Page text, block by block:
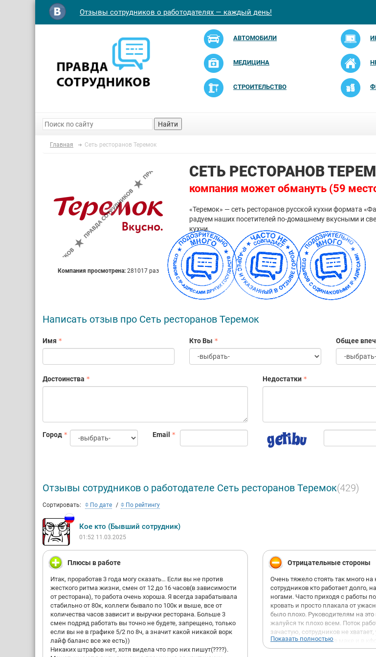
Отзывы сотрудников о работодателях — каждый день!
АВТОМОБИЛИ
МЕДИЦИНА
СТРОИТЕЛЬСТВО
Найти
Главная Сеть ресторанов Теремок
Компания просмотрена:281017 раз
СЕТЬ РЕСТОРАНОВ
компания может обмануть (59
«Теремок» — сеть ресторанов русской кухни формата
радуем наших посетителей по-домашнему вкусными и
кухни.
Написать отзыв про Сеть ресторанов Теремок
Имя Кто Вы Общее
Достоинства Недостатки
Город Email
Отзывы сотрудников о работодателе Сеть ресторанов Теремок(429)
Сортировать: По дате По рейтингу
Кое кто (Бывший сотрудник)
01:52 11.03.2025
Плюсы в работе
Итак, проработав 3 года могу сказать… Если вы не против
жесткого ритма жизни, смен от 12 до 16 часов(в зависимости
от ресторана), то работа очень хороша. Я всегда зарабатывала
стабильно от 80к, коллеги бывало по 100к и выше, все от
количества часов зависит и выручки ресторана. Больше 3
смен подряд работать вы точно не будете, запрещено, только
если вы не в графике 5/2 по 8ч, а значит какой никакой ворк
лайф баланс все же есть))
Никаких штрафов нет, хотя видела что про них пишут(????).
Отрицательные стороны
Очень тяжело стоять так много на
сотрудников кто работает долго,
ногами. Часто приходя с работы
кровать и просто плакала от
было плохо. Руководителям на это
жалуйся тк плохо всем. Поток
зачастую, сотрудников не
ребята кто работал и в маке и в
реально намного сильнее
Показать полностью